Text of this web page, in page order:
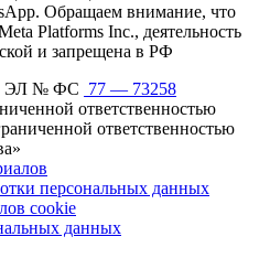
Обращаем внимание, что
Platforms Inc., деятельность
и запрещена в РФ
ЭЛ № ФС 77 — 73258
ответственностью
ответственностью
персональных данных
cookie
данных